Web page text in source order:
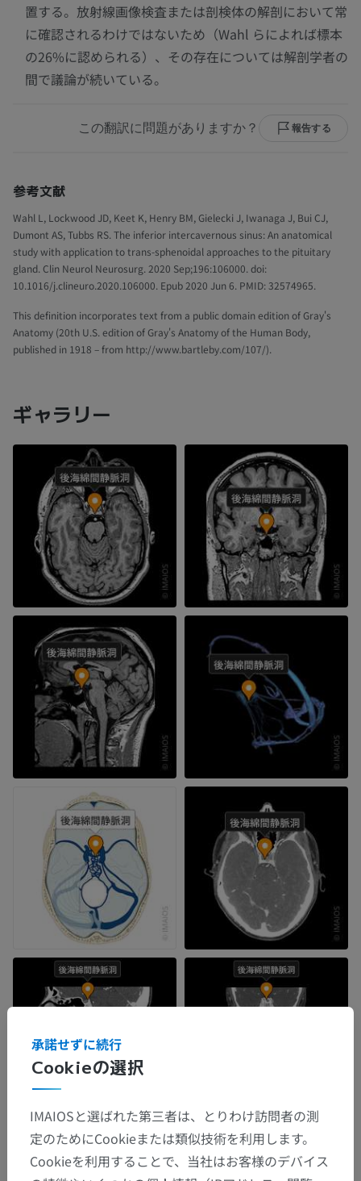
置する。放射線画像検査または剖検体の解剖において常
に確認されるわけではないため（Wahl らによれば標本
の26%に認められる）、その存在については解剖学者の
間で議論が続いている。
この翻訳に問題がありますか？ 報告する
参考文献
Wahl L, Lockwood JD, Keet K, Henry BM, Gielecki J, Iwanaga J, Bui CJ,
Dumont AS, Tubbs RS. The inferior intercavernous sinus: An anatomical
study with application to trans-sphenoidal approaches to the pituitary
gland. Clin Neurol Neurosurg. 2020 Sep;196:106000. doi:
10.1016/j.clineuro.2020.106000. Epub 2020 Jun 6. PMID: 32574965.
This definition incorporates text from a public domain edition of Gray's
Anatomy (20th U.S. edition of Gray's Anatomy of the Human Body,
published in 1918 – from http://www.bartleby.com/107/).
ギャラリー
Cookieの選択
承諾せずに続行
IMAIOSと選ばれた第三者は、とりわけ訪問者の測
定のためにCookieまたは類似技術を利用します。
Cookieを利用することで、当社はお客様のデバイス